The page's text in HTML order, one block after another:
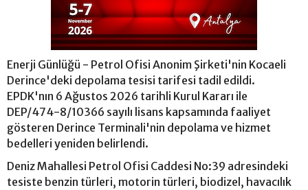
Enerji Günlüğü - Petrol Ofisi Anonim Şirketi'nin Kocaeli
Derince'deki depolama tesisi tarifesi tadil edildi.
EPDK'nın 6 Ağustos 2026 tarihli Kurul Kararı ile
DEP/474-8/10366 sayılı lisans kapsamında faaliyet
gösteren Derince Terminali'nin depolama ve hizmet
bedelleri yeniden belirlendi.
Deniz Mahallesi Petrol Ofisi Caddesi No:39 adresindeki
tesiste benzin türleri, motorin türleri, biodizel, havacılık